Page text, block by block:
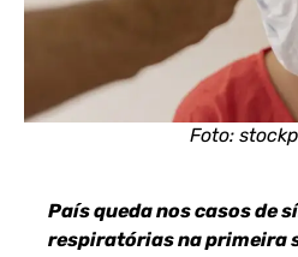
Foto:
País queda nos casos de
respiratórias na primeira